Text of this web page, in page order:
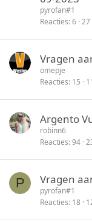
pyrofan#1
Reacties 6 27
Vragen
omepje
Reacties 15
Argento
robinn6
Reacties 94
P Vragen
pyrofan#1
Reacties 18